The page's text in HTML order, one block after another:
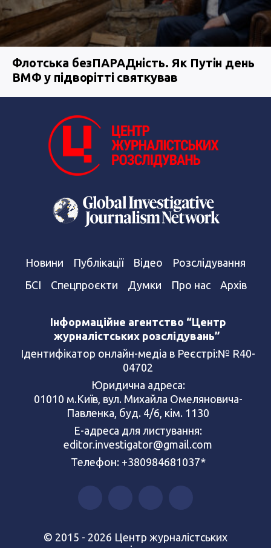
Флотська безПАРАДність. Як Путін день
ВМФ у підворітті святкував
Новини Публікації Відео
Розслідування
БСІ
Спецпроєкти Думки Про нас Архів
Інформаційне агентство “Центр
журналістських розслідувань”
Ідентифікатор онлайн-медіа в Реєстрі:№ R40-
04702
Юридична адреса:
01010 м.Київ, вул. Михайла Омеляновича-
Павленка, буд. 4/6, кім. 1130
Е-адреса для листування:
editor.investigator@gmail.com
Телефон: +380984681037*
© 2015 - 2026 Центр журналістських